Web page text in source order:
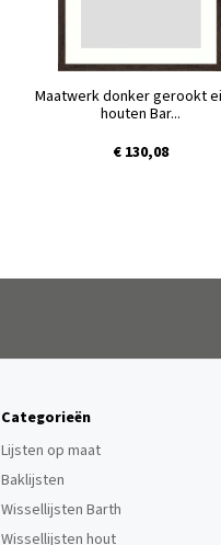
Maatwerk donker gerookt
houten Bar...
€ 130,08
Categorieën
Lijsten op maat
Baklijsten
Wissellijsten Barth
Wissellijsten hout